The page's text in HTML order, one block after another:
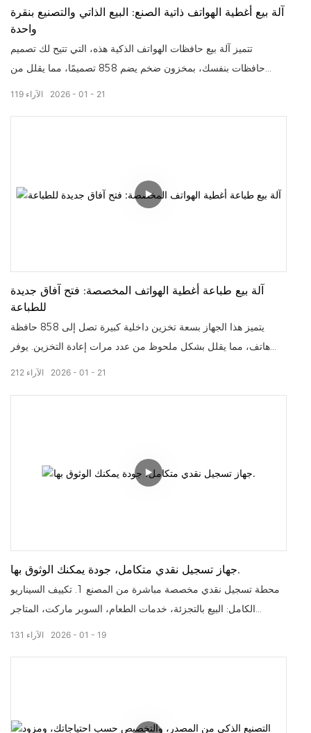
آلة بيع أغطية الهواتف ذاتية الصنع: البيع الذاتي والتصنيع بنقرة
واحدة
تتميز آلة بيع حافظات الهواتف الذكية هذه، التي تتيح لك تصميم
حافظات بنفسك، بمخزون ضخم يضم 858 تصميمًا، مما يقلل من
متاعب إعادة التعبئة. تشمل هذه المجموعة كل شيء من الموديلات
إيرادات إعلانية. بفضل تشغيلها بدون مشغلين وانخفاض متطلباتها من
الأصول، تُعد هذه الآلة خيارًا مثاليًا لرواد الأعمال الذين يتطلعون إلى
2026 01 21
119 الآراء
آلة بيع طباعة أغطية الهواتف المخصصة: فتح آفاق جديدة
للطباعة
يتميز هذا الجهاز بسعة تخزين داخلية كبيرة تصل إلى 858 حافظة
هاتف، مما يقلل بشكل ملحوظ من عدد مرات إعادة التخزين. يوفر
الجهاز خيارات متنوعة، من النماذج الأساسية إلى النماذج المتقدمة ذات
ويضمن تجربة عمل خالية من المتاعب. علاوة على ذلك، يمكن لشاشة
2026 01 21
212 الآراء
جهاز تسجيل نقدي متكامل، جودة يمكنك الوثوق بها.
محطة تسجيل نقدي مخصصة مباشرة من المصنع 1. تكييف السيناريو
الكامل: البيع بالتجزئة، خدمات الطعام، السوبر ماركت، المتاجر
الصغيرة 2. دعم تصنيع المعدات الأصلية/تصميم المعدات الأصلية:
2026 01 19
131 الآراء